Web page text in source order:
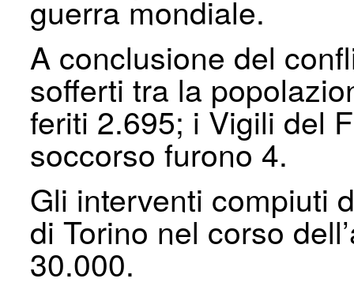
guerra mondiale.
A conclusione del
sofferti tra la
feriti 2.695; i Vigili del
soccorso furono 4.
Gli interventi compiuti
di Torino nel corso
30.000.